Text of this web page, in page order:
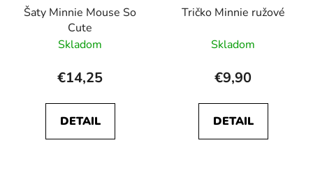
Šaty Minnie Mouse So
Cute
Skladom
€14,25
DETAIL
Tričko Minnie ružové
Skladom
€9,90
DETAIL